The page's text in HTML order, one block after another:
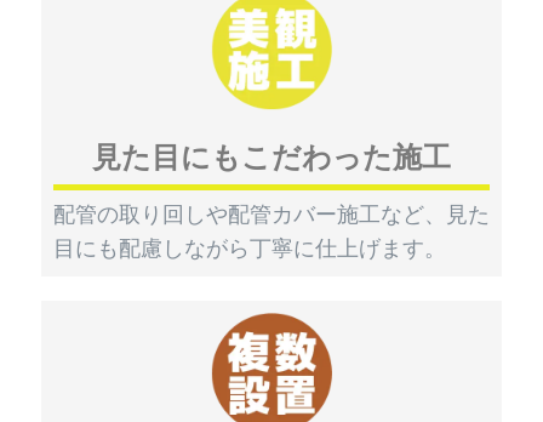
見た目にもこだわった施工
配管の取り回しや配管カバー施工など、見た
目にも配慮しながら丁寧に仕上げます。